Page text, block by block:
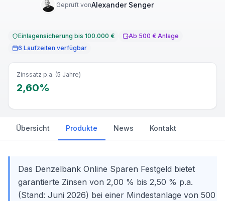
Geprüft vonAlexander Senger
Einlagensicherung bis 100.000 €
Ab 500 € Anlage
6 Laufzeiten verfügbar
Zinssatz p.a. (5 Jahre)
2,60%
Übersicht Produkte News Kontakt
Das Denzelbank Online Sparen Festgeld bietet
garantierte Zinsen von 2,00 % bis 2,50 % p.a.
(Stand: Juni 2026) bei einer Mindestanlage von 500